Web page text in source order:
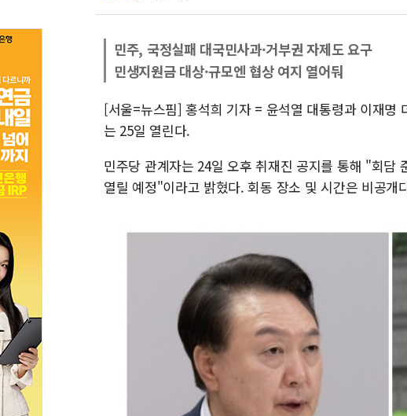
민주, 국정실패 대국민사과·거부권 자제도 요구
민생지원금 대상·규모엔 협상 여지 열어둬
[서울=뉴스핌] 홍석희 기자 = 윤석열 대통령과 이재명
는 25일 열린다.
민주당 관계자는 24일 오후 취재진 공지를 통해 "회담
열릴 예정"이라고 밝혔다. 회동 장소 및 시간은 비공개